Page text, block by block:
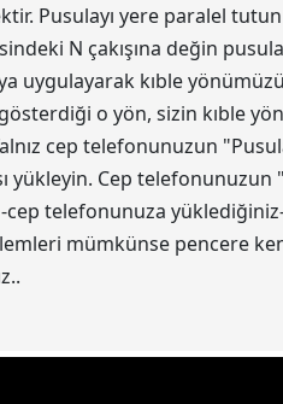
Pusulayı yere paralel
N çakışına değin
uygulayarak kıble
o yön, sizin kıble
cep telefonunuzun
yükleyin. Cep telefonunuzun
-cep telefonunuza
mümkünse pencere